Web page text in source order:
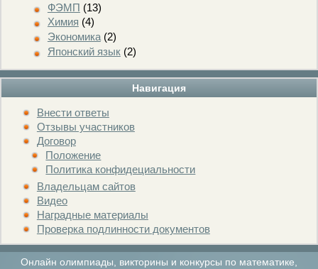
ФЭМП (13)
Химия (4)
Экономика(2)
Японский язык(2)
Навигация
Внести ответы
Отзывы участников
Договор
Положение
Политика конфидециальности
Владельцам сайтов
Видео
Наградные материалы
Проверка подлинности документов
Онлайн олимпиады, викторины и конкурсы по математике,